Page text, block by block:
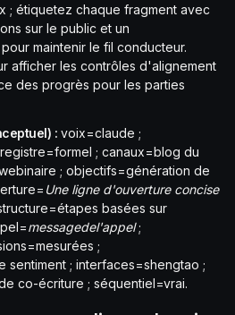
; étiquetez chaque fragment avec
sur le public et un
maintenir le fil conducteur.
afficher les contrôles d'alignement
des progrès pour les parties
: voix=claude ;
; canaux=blog du
; objectifs=génération de
Une ligne d'ouverture concise
basées sur
messagedel'appel;
;
sentiment ; interfaces=shengtao ;
co-écriture ; séquentiel=vrai.